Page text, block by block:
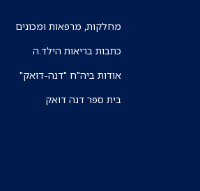
מחלקות, מרפאות ומכונים
כתבות בריאות הילד.ה
אודות ביה"ח "דנה-דואק"
בית ספר דנה דואק